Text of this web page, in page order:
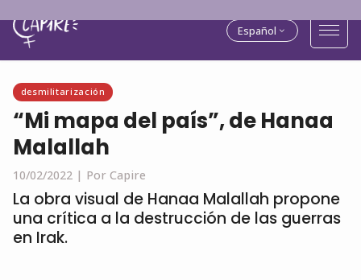
Español
desmilitarización
“Mi mapa del país”, de Hanaa
Malallah
10/02/2022 | Por Capire
La obra visual de Hanaa Malallah propone
una crítica a la destrucción de las guerras
en Irak.